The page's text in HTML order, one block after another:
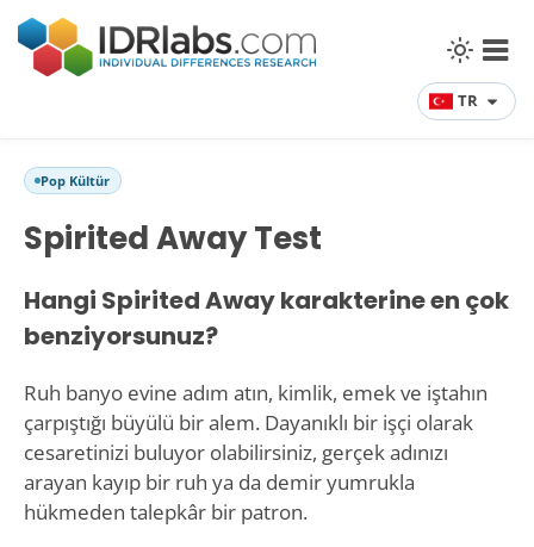
TR
Pop Kültür
Spirited Away Test
Hangi Spirited Away karakterine en çok
benziyorsunuz?
Ruh banyo evine adım atın, kimlik, emek ve iştahın
çarpıştığı büyülü bir alem. Dayanıklı bir işçi olarak
cesaretinizi buluyor olabilirsiniz, gerçek adınızı
arayan kayıp bir ruh ya da demir yumrukla
hükmeden talepkâr bir patron.